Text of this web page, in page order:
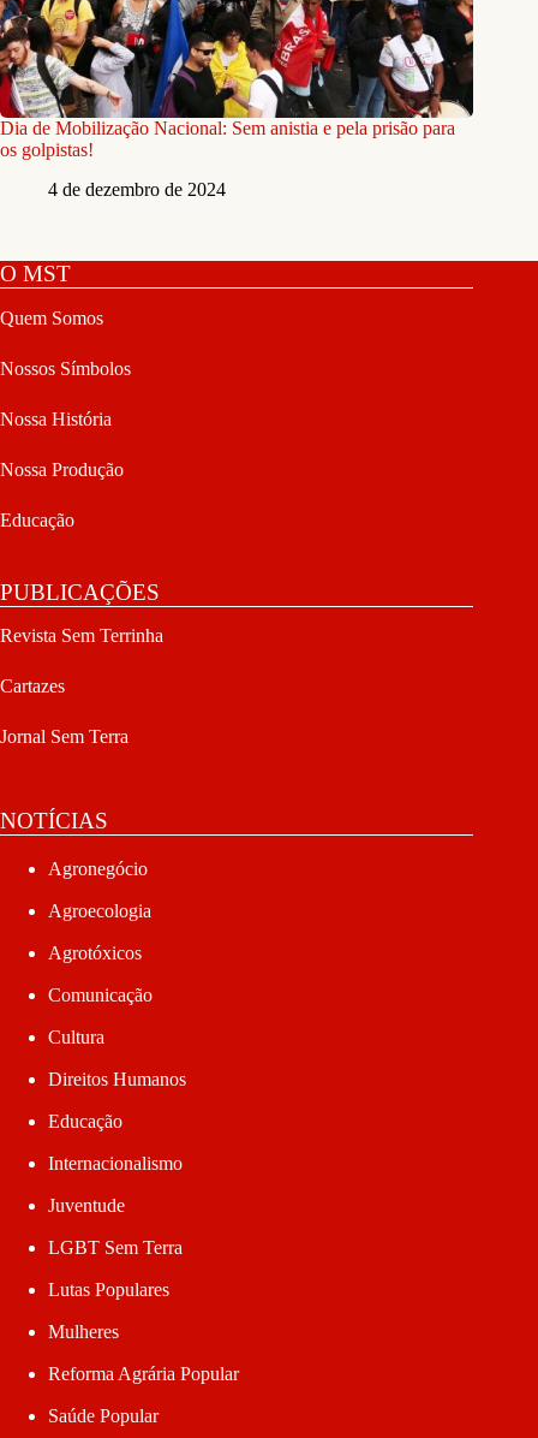
Dia de Mobilização Nacional: Sem anistia e pela prisão para
os golpistas!
4 de dezembro de 2024
O MST
Quem Somos
Nossos Símbolos
Nossa História
Nossa Produção
Educação
PUBLICAÇÕES
Revista Sem Terrinha
Cartazes
Jornal Sem Terra
NOTÍCIAS
Agronegócio
Agroecologia
Agrotóxicos
Comunicação
Cultura
Direitos Humanos
Educação
Internacionalismo
Juventude
LGBT Sem Terra
Lutas Populares
Mulheres
Reforma Agrária Popular
Saúde Popular